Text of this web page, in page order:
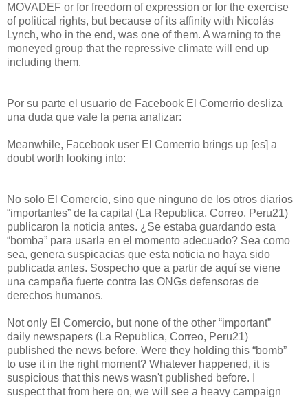
MOVADEF or for freedom of expression or for the exercise
of political rights, but because of its affinity with Nicolás
Lynch, who in the end, was one of them. A warning to the
moneyed group that the repressive climate will end up
including them.
Por su parte el usuario de Facebook El Comerrio desliza
una duda que vale la pena analizar:
Meanwhile, Facebook user El Comerrio brings up [es] a
doubt worth looking into:
No solo El Comercio, sino que ninguno de los otros diarios
“importantes” de la capital (La Republica, Correo, Peru21)
publicaron la noticia antes. ¿Se estaba guardando esta
“bomba” para usarla en el momento adecuado? Sea como
sea, genera suspicacias que esta noticia no haya sido
publicada antes. Sospecho que a partir de aquí se viene
una campaña fuerte contra las ONGs defensoras de
derechos humanos.
Not only El Comercio, but none of the other “important”
daily newspapers (La Republica, Correo, Peru21)
published the news before. Were they holding this “bomb”
to use it in the right moment? Whatever happened, it is
suspicious that this news wasn't published before. I
suspect that from here on, we will see a heavy campaign